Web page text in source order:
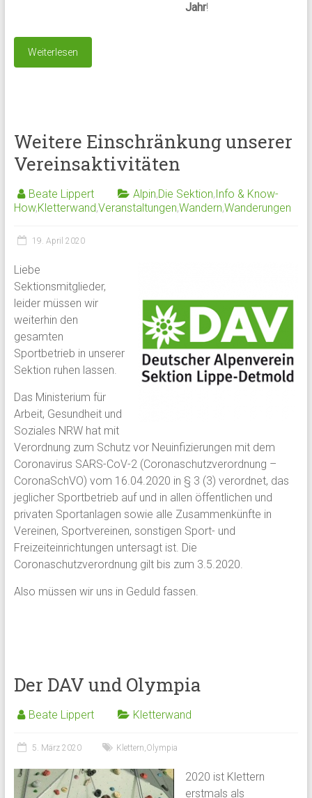
Jahr!
Weiterlesen
Weitere Einschränkung unserer
Vereinsaktivitäten
Beate Lippert Alpin,Die Sektion,Info & Know-
How,Kletterwand,Veranstaltungen,Wandern,Wanderungen
19. April 2020
Liebe
Sektionsmitglieder,
leider müssen wir
weiterhin den
gesamten
Sportbetrieb in unserer
Sektion ruhen lassen.
Das Ministerium für
Arbeit, Gesundheit und
Soziales NRW hat mit
Verordnung zum Schutz vor Neuinfizierungen mit dem
Coronavirus SARS-CoV-2 (Coronaschutzverordnung –
CoronaSchVO) vom 16.04.2020 in § 3 (3) verordnet, das
jeglicher Sportbetrieb auf und in allen öffentlichen und
privaten Sportanlagen sowie alle Zusammenkünfte in
Vereinen, Sportvereinen, sonstigen Sport- und
Freizeiteinrichtungen untersagt ist. Die
Coronaschutzverordnung gilt bis zum 3.5.2020.
Also müssen wir uns in Geduld fassen.
Der DAV und Olympia
Beate Lippert Kletterwand
5. März 2020 Klettern Olympia
2020 ist Klettern
erstmals als